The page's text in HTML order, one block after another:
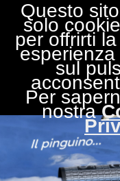
Questo
solo
per offrirti
sul
Per
nostra